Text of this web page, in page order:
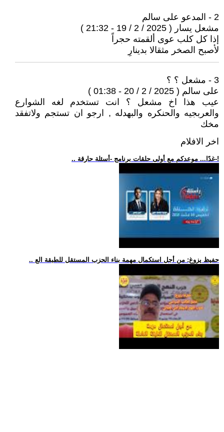
2 - المدعو على سالم
مشعل يسار ( 2025 / 2 / 19 - 21:32 )
إذا كل كلب عوى ألقمته حجراً
لأصبح الصخر مثقالا بدينارِ
3 - مشعل ؟ ؟
على سالم ( 2025 / 2 / 20 - 01:38 )
عيب هذا اخ مشعل ؟ انت تستخدم لغه الشوارع
والعربجيه والحنكره والبهدله , ارجو ان تستجم ولاتفقد
مخك
اخر الافلام
.. غدًا... موعدكم مع أولى حلقات برنامج -أسئلة حارقة-!
.. حفيظ يزوغ: من أجل استكمال مهمة بناء الحزب المستقل للطبقة الع